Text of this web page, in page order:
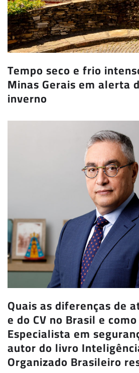
Tempo seco e frio
Minas Gerais em alerta
inverno
Quais as diferenças de
e do CV no Brasil e
Especialista em
autor do livro
Organizado Brasileiro